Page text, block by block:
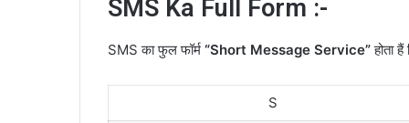
SMS Ka Full Form :-
SMS का फुल फॉर्म “Short Message Service”होता
S